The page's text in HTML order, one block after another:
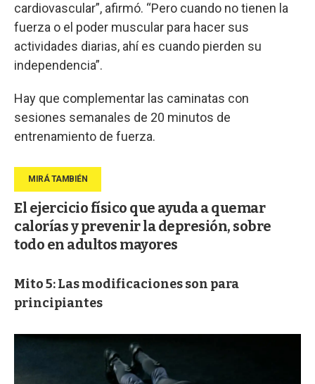
cardiovascular”, afirmó. “Pero cuando no tienen la
fuerza o el poder muscular para hacer sus
actividades diarias, ahí es cuando pierden su
independencia”.
Hay que complementar las caminatas con
sesiones semanales de 20 minutos de
entrenamiento de fuerza.
El ejercicio físico que ayuda a quemar
calorías y prevenir la depresión, sobre
todo en adultos mayores
Mito 5: Las modificaciones son para
principiantes